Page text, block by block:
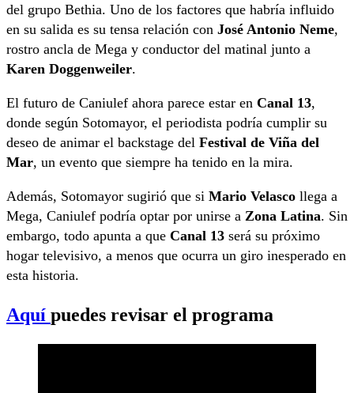
del grupo Bethia. Uno de los factores que habría influido
en su salida es su tensa relación con José Antonio Neme,
rostro ancla de Mega y conductor del matinal junto a
Karen Doggenweiler.
El futuro de Caniulef ahora parece estar en Canal 13,
donde según Sotomayor, el periodista podría cumplir su
deseo de animar el backstage del Festival de Viña del
Mar, un evento que siempre ha tenido en la mira.
Además, Sotomayor sugirió que si Mario Velasco llega a
Mega, Caniulef podría optar por unirse a Zona Latina. Sin
embargo, todo apunta a que Canal 13 será su próximo
hogar televisivo, a menos que ocurra un giro inesperado en
esta historia.
Aquí puedes revisar el programa